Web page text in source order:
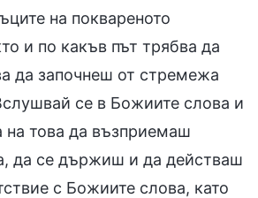
на поквареното
и по какъв път трябва да
да започнеш от стремежа
се в Божиите слова и
на това да възприемаш
да се държиш и да действаш
с Божиите слова, като